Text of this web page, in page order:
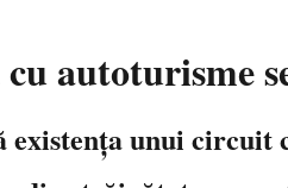
autoturisme
existența unui circuit